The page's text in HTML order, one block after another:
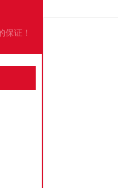
保证！